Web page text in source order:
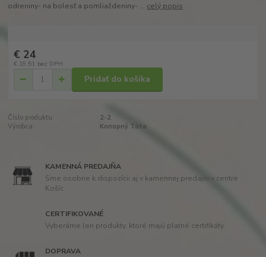
odreniny- na bolesť a pomliaždeniny- ... celý popis
€ 24
€ 19,51 bez DPH
Pridať do košíka
Číslo produktu:
2-2
Výrobca:
Konopný Táta
KAMENNÁ PREDAJŇA
Sme osobne k dispozícii aj v kamennej predajni v centre
Košíc.
CERTIFIKOVANÉ
Vyberáme len produkty, ktoré majú platné certifikáty.
DOPRAVA